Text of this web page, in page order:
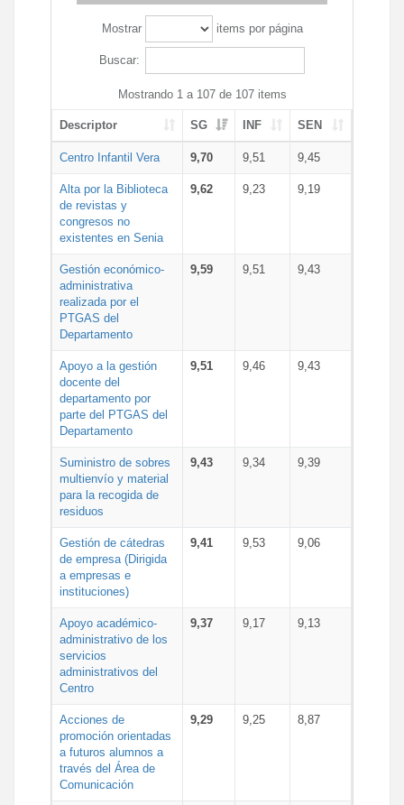
Mostrar items por página
Buscar:
Mostrando 1 a 107 de 107 items
Descriptor SG INF SEN
Centro Infantil Vera 9,70 9,51 9,45
Alta por la Biblioteca
de revistas y
congresos no
existentes en Senia
9,62 9,23 9,19
Gestión económico-
administrativa
realizada por el
PTGAS del
Departamento
9,59 9,51 9,43
Apoyo a la gestión
docente del
departamento por
parte del PTGAS del
Departamento
9,51 9,46 9,43
Suministro de sobres
multienvío y material
para la recogida de
residuos
9,43 9,34 9,39
Gestión de cátedras
de empresa (Dirigida
a empresas e
instituciones)
9,41 9,53 9,06
Apoyo académico-
administrativo de los
servicios
administrativos del
Centro
9,37 9,17 9,13
Acciones de
promoción orientadas
a futuros alumnos a
través del Área de
Comunicación
9,29 9,25 8,87